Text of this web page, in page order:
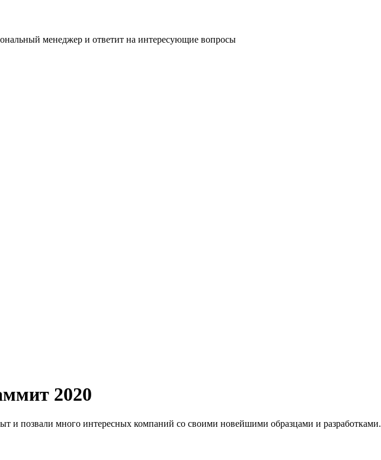
менеджер и ответит на интересующие вопросы
2020
позвали много интересных компаний со своими новейшими образцами и разработками.